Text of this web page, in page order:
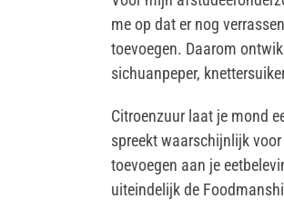
me op dat er nog
toevoegen. Daarom
sichuanpeper,
Citroenzuur laat je mond
spreekt waarschijnlijk
toevoegen aan je
uiteindelijk de